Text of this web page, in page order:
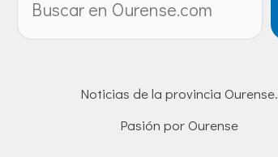
Noticias de la provincia Ourense.
Pasión por Ourense